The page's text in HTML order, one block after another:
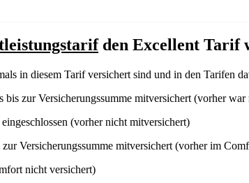
den Excellent Tarif
in diesem Tarif versichert sind und in den Tarifen
zur Versicherungssumme mitversichert (vorher
(vorher nicht mitversichert)
Versicherungssumme mitversichert (vorher im
nicht versichert)